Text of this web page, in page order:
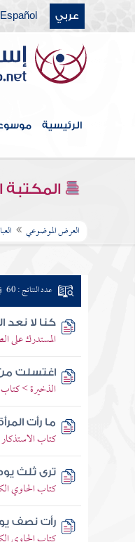
عربي Español
الرئيسية
المكتبة
العرض الموضوعي
عدد النتائج : 60
كنا لا نعد
المستدرك على
اغتسلت
الذخيرة >
ما رأت
كتاب
ترى ثلث
كتاب الحاوي
رأت نصف